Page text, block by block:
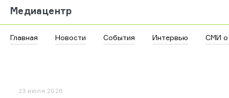
Медиацентр
Главная Новости События Интервью СМИ о
23 июля 2026